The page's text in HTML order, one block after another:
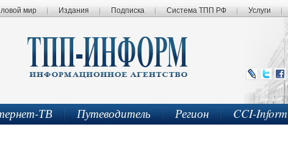
мир Издания Подписка Система ТПП РФ Услуги
ТВ Путеводитель Регион CCI-Inform